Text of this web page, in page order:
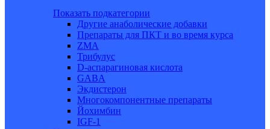
Показать подкатегории
Другие анаболические добавки
Препараты для ПКТ и во время курса
ZMA
Трибулус
D-аспарагиновая кислота
GABA
Экдистерон
Многокомпонентные препараты
Йохимбин
IGF-1